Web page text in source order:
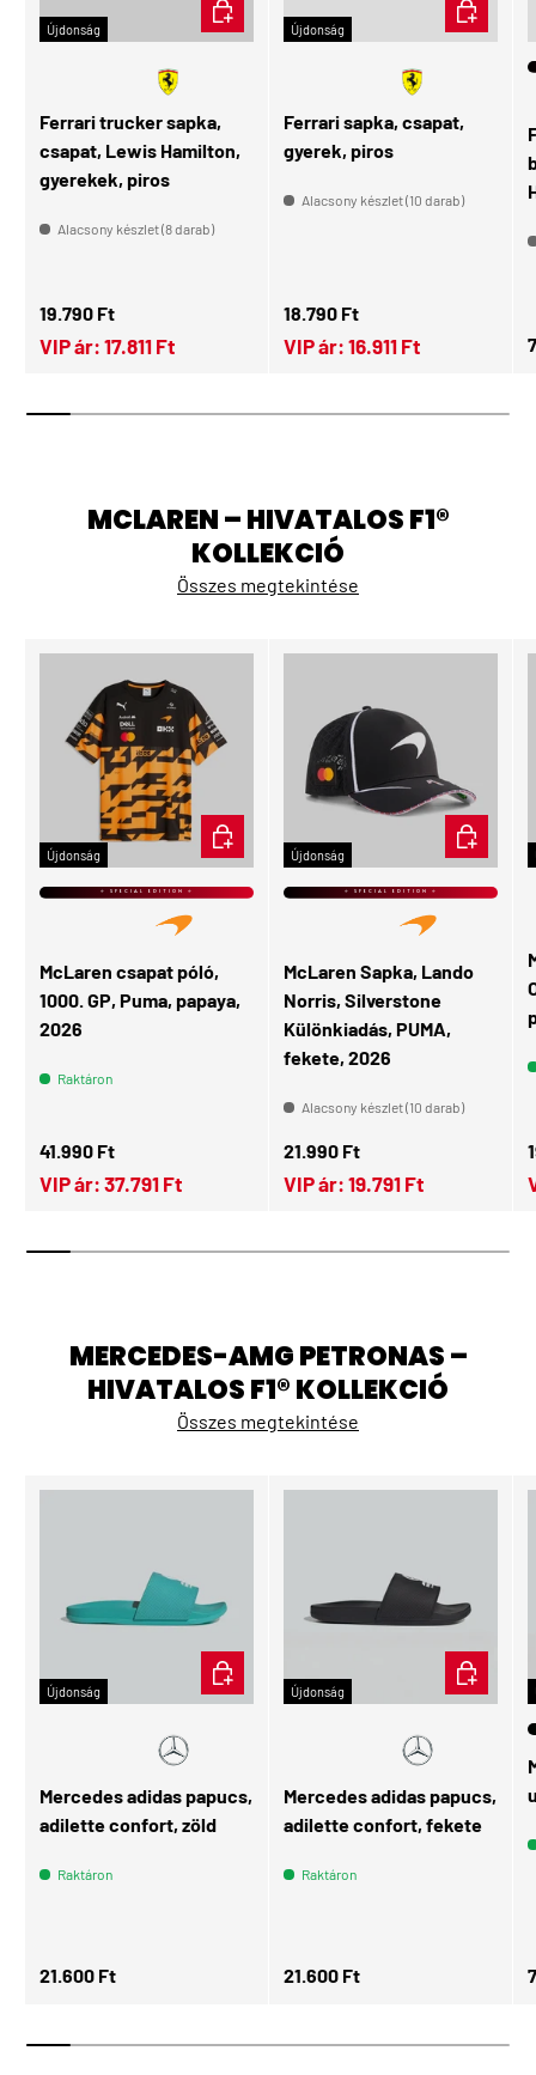
Újdonság
Ferrari trucker sapka,
csapat, Lewis Hamilton,
gyerekek, piros
Alacsony készlet (8 darab)
Normál ár
19.790 Ft
VIP ár: 17.811 Ft
Újdonság
🧑🏻
Ferrari sapka, csapat,
gyerek, piros
Alacsony készlet (10 darab)
Normál ár
18.790 Ft
VIP ár: 16.911 Ft
MCLAREN – HIVATALOS F1®
KOLLEKCIÓ
Összes megtekintése
Újdonság
⭐ SPECIAL EDITION ⭐
McLaren csapat póló,
1000. GP, Puma, papaya,
2026
Raktáron
Normál ár
41.990 Ft
VIP ár: 37.791 Ft
ÉRDEKEL
Újdonság
⭐ SPECIAL EDITION ⭐
McLaren Sapka, Lando
Norris, Silverstone
Különkiadás, PUMA,
fekete, 2026
Alacsony készlet (10 darab)
Normál ár
21.990 Ft
VIP ár: 19.791 Ft
KOSÁRBA
MERCEDES-AMG PETRONAS –
HIVATALOS F1® KOLLEKCIÓ
Összes megtekintése
Újdonság
Mercedes adidas papucs,
adilette confort, zöld
Raktáron
Normál ár
21.600 Ft
ÉRDEKEL
Újdonság
Mercedes adidas papucs,
adilette confort, fekete
Raktáron
Normál ár
21.600 Ft
ÉRDEKEL